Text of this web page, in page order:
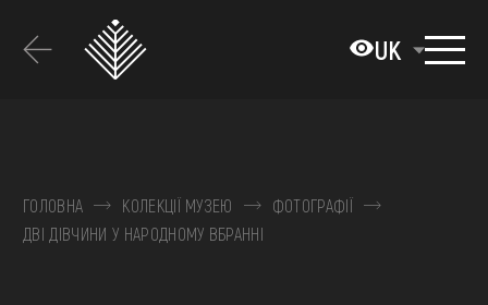
основного
UK
КОЛЕКЦІЇ
ВИСТАВКИ ТА ПОДІЇ
ГОЛОВНА КОЛЕКЦІЇ МУЗЕЮ
ФОТОГРАФІЇ
ДВІ ДІВЧИНИ У НАРОДНОМУ ВБРАННІ